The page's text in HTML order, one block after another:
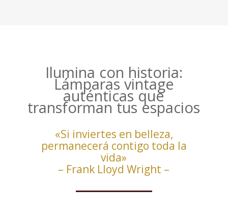
Ilumina con historia:
Lámparas vintage
auténticas que
transforman tus espacios
«Si inviertes en belleza,
permanecerá contigo toda la
vida»
– Frank Lloyd Wright –